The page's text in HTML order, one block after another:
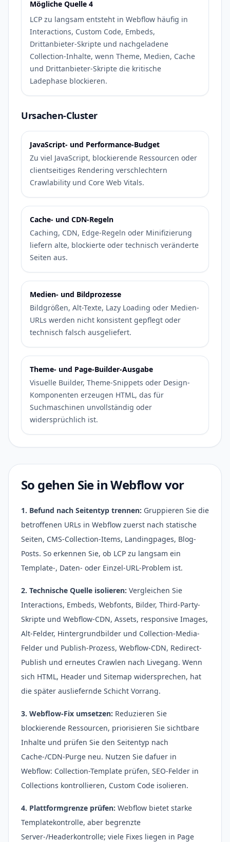
Mögliche Quelle 4
LCP zu langsam entsteht in Webflow häufig in
Interactions, Custom Code, Embeds,
Drittanbieter-Skripte und nachgeladene
Collection-Inhalte, wenn Theme, Medien, Cache
und Drittanbieter-Skripte die kritische
Ladephase blockieren.
Ursachen-Cluster
JavaScript- und Performance-Budget
Zu viel JavaScript, blockierende Ressourcen oder
clientseitiges Rendering verschlechtern
Crawlability und Core Web Vitals.
Cache- und CDN-Regeln
Caching, CDN, Edge-Regeln oder Minifizierung
liefern alte, blockierte oder technisch veränderte
Seiten aus.
Medien- und Bildprozesse
Bildgrößen, Alt-Texte, Lazy Loading oder Medien-
URLs werden nicht konsistent gepflegt oder
technisch falsch ausgeliefert.
Theme- und Page-Builder-Ausgabe
Visuelle Builder, Theme-Snippets oder Design-
Komponenten erzeugen HTML, das für
Suchmaschinen unvollständig oder
widersprüchlich ist.
So gehen Sie in Webflow vor
1. Befund nach Seitentyp trennen: Gruppieren Sie die
betroffenen URLs in Webflow zuerst nach statische
Seiten, CMS-Collection-Items, Landingpages, Blog-
Posts. So erkennen Sie, ob LCP zu langsam ein
Template-, Daten- oder Einzel-URL-Problem ist.
2. Technische Quelle isolieren: Vergleichen Sie
Interactions, Embeds, Webfonts, Bilder, Third-Party-
Skripte und Webflow-CDN, Assets, responsive Images,
Alt-Felder, Hintergrundbilder und Collection-Media-
Felder und Publish-Prozess, Webflow-CDN, Redirect-
Publish und erneutes Crawlen nach Livegang. Wenn
sich HTML, Header und Sitemap widersprechen, hat
die später ausliefernde Schicht Vorrang.
3. Webflow-Fix umsetzen: Reduzieren Sie
blockierende Ressourcen, priorisieren Sie sichtbare
Inhalte und prüfen Sie den Seitentyp nach
Cache-/CDN-Purge neu. Nutzen Sie dafuer in
Webflow: Collection-Template prüfen, SEO-Felder in
Collections kontrollieren, Custom Code isolieren.
4. Plattformgrenze prüfen: Webflow bietet starke
Templatekontrolle, aber begrenzte
Server-/Headerkontrolle; viele Fixes liegen in Page